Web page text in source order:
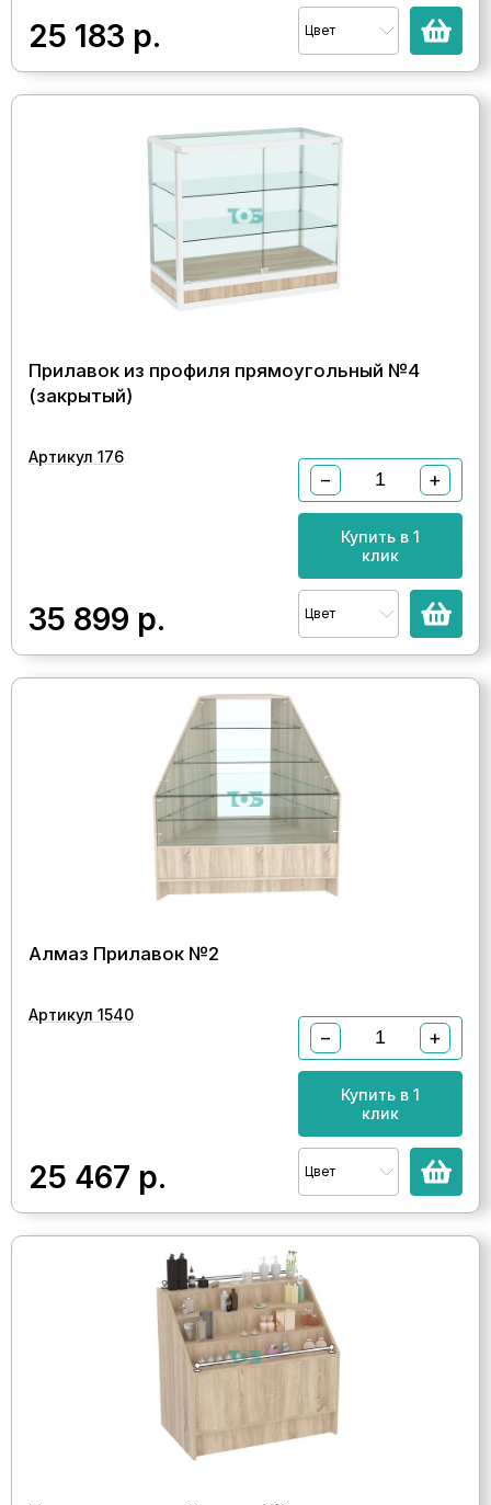
25 183 р. Цвет
Прилавок из профиля прямоугольный №4
(закрытый)
Артикул 176
35 899 р.
− +
Купить в 1
клик
Цвет
Алмаз Прилавок №2
Артикул 1540
25 467 р.
− +
Купить в 1
клик
Цвет